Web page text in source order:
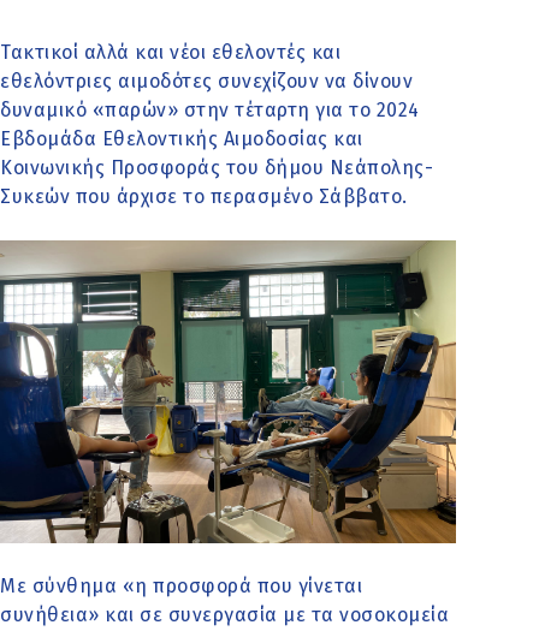
Τακτικοί αλλά και νέοι εθελοντές και
εθελόντριες αιμοδότες συνεχίζουν να δίνουν
δυναμικό «παρών» στην τέταρτη για το 2024
Εβδομάδα Εθελοντικής Αιμοδοσίας και
Κοινωνικής Προσφοράς του δήμου Νεάπολης-
Συκεών που άρχισε το περασμένο Σάββατο.
Με σύνθημα «η προσφορά που γίνεται
συνήθεια» και σε συνεργασία με τα νοσοκομεία